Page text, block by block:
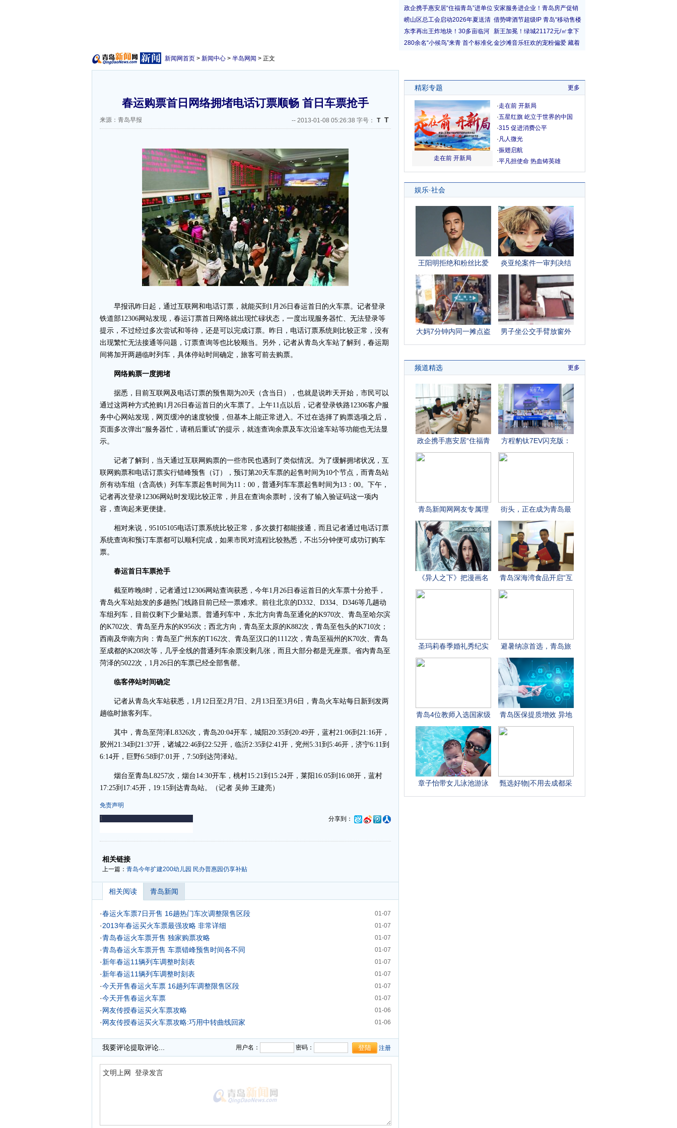
新闻网首页 > 新闻中心 > 半岛网闻 > 正文
春运购票首日网络拥堵电话订票顺畅 首日车票抢手
来源：青岛早报 -- 2013-01-08 05:26:38 字号： T T
早报讯昨日起，通过互联网和电话订票，就能买到1月26日春运首日的火车票。记者登录
铁道部12306网站发现，春运订票首日网络就出现忙碌状态，一度出现服务器忙、无法登录等
提示，不过经过多次尝试和等待，还是可以完成订票。昨日，电话订票系统则比较正常，没有
出现繁忙无法接通等问题，订票查询等也比较顺当。另外，记者从青岛火车站了解到，春运期
间将加开两趟临时列车，具体停站时间确定，旅客可前去购票。
网络购票一度拥堵
据悉，目前互联网及电话订票的预售期为20天（含当日），也就是说昨天开始，市民可以
通过这两种方式抢购1月26日春运首日的火车票了。上午11点以后，记者登录铁路12306客户服
务中心网站发现，网页缓冲的速度较慢，但基本上能正常进入。不过在选择了购票选项之后，
页面多次弹出“服务器忙，请稍后重试”的提示，就连查询余票及车次沿途车站等功能也无法显
示。
记者了解到，当天通过互联网购票的一些市民也遇到了类似情况。为了缓解拥堵状况，互
联网购票和电话订票实行错峰预售（订），预订第20天车票的起售时间为10个节点，而青岛站
所有动车组（含高铁）列车车票起售时间为11：00，普通列车车票起售时间为13：00。下午，
记者再次登录12306网站时发现比较正常，并且在查询余票时，没有了输入验证码这一项内
容，查询起来更便捷。
相对来说，95105105电话订票系统比较正常，多次拨打都能接通，而且记者通过电话订票
系统查询和预订车票都可以顺利完成，如果市民对流程比较熟悉，不出5分钟便可成功订购车
票。
春运首日车票抢手
截至昨晚8时，记者通过12306网站查询获悉，今年1月26日春运首日的火车票十分抢手，
青岛火车站始发的多趟热门线路目前已经一票难求。前往北京的D332、D334、D346等几趟动
车组列车，目前仅剩下少量站票。普通列车中，东北方向青岛至通化的K970次、青岛至哈尔滨
的K702次、青岛至丹东的K956次；西北方向，青岛至太原的K882次，青岛至包头的K710次；
西南及华南方向：青岛至广州东的T162次、青岛至汉口的1112次，青岛至福州的K70次、青岛
至成都的K208次等，几乎全线的普通列车余票没剩几张，而且大部分都是无座票。省内青岛至
菏泽的5022次，1月26日的车票已经全部售罄。
临客停站时间确定
记者从青岛火车站获悉，1月12日至2月7日、2月13日至3月6日，青岛火车站每日新到发两
趟临时旅客列车。
其中，青岛至菏泽L8326次，青岛20:04开车，城阳20:35到20:49开，蓝村21:06到21:16开，
胶州21:34到21:37开，诸城22:46到22:52开，临沂2:35到2:41开，兖州5:31到5:46开，济宁6:11到
6:14开，巨野6:58到7:01开，7:50到达菏泽站。
烟台至青岛L8257次，烟台14:30开车，桃村15:21到15:24开，莱阳16:05到16:08开，蓝村
17:25到17:45开，19:15到达青岛站。（记者 吴帅 王建亮）
免责声明
分享到：
-
相关链接
上一篇： 青岛今年扩建200幼儿园 民办普惠园仍享补贴
相关阅读 青岛新闻
01-07
·春运火车票7日开售 16趟热门车次调整限售区段
01-07
·2013年春运买火车票最强攻略 非常详细
01-07
·青岛春运火车票开售 独家购票攻略
01-07
·青岛春运火车票开售 车票错峰预售时间各不同
01-07
·新年春运11辆列车调整时刻表
01-07
·新年春运11辆列车调整时刻表
01-07
·今天开售春运火车票 16趟列车调整限售区段
01-07
·今天开售春运火车票
01-06
·网友传授春运买火车票攻略
01-06
·网友传授春运买火车票攻略:巧用中转曲线回家
我要评论提取评论... 用户名： 密码： 注册